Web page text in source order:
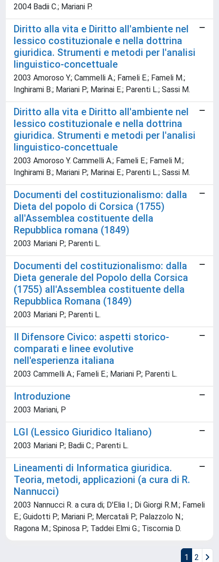
2004 Badii C.; Mariani P.
Diritto alla vita e Diritto all'ambiente nel
lessico costituzionale e nella dottrina
giuridica. Strumenti e metodi per l'analisi
linguistico-concettuale
2003 Amoroso Y.; Cammelli A.; Fameli E.; Fameli M.;
Inghirami B.; Mariani P.; Marinai E.; Parenti L.; Sassi M.
Diritto alla vita e Diritto all'ambiente nel
lessico costituzionale e nella dottrina
giuridica. Strumenti e metodi per l'analisi
linguistico-concettuale
2003 Amoroso Y. Cammelli A.; Fameli E.; Fameli M.;
Inghirami B.; Mariani P.; Marinai E.; Parenti L.; Sassi M.
Documenti del costituzionalismo: dalla
Dieta del popolo di Corsica (1755)
all'Assemblea costituente della
Repubblica romana (1849)
2003 Mariani P.; Parenti L.
Documenti del costituzionalismo: dalla
Dieta generale del Popolo della Corsica
(1755) all'Assemblea costituente della
Repubblica Romana (1849)
2003 Mariani P.; Parenti L.
Il Difensore Civico: aspetti storico-
comparati e linee evolutive
nell'esperienza italiana
2003 Cammelli A.; Fameli E.; Mariani P.; Parenti L.
Introduzione
2003 Mariani, P
LGI (Lessico Giuridico Italiano)
2003 Mariani P.; Badii C.; Parenti L.
Lineamenti di Informatica giuridica.
Teoria, metodi, applicazioni (a cura di R.
Nannucci)
2003 Nannucci R. a cura di; D'Elia I.; Di Giorgi R.M.; Fameli
E.; Guidotti P.; Mariani P.; Mercatali P.; Palazzolo N.;
Ragona M.; Spinosa P.; Taddei Elmi G.; Tiscornia D.
1 2